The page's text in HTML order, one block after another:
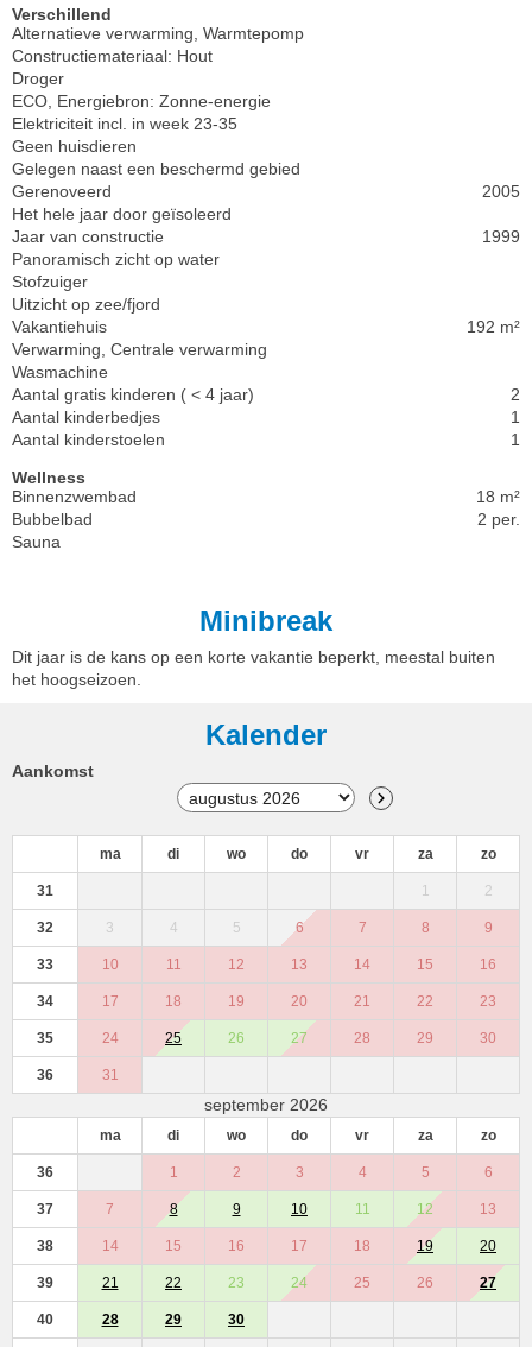
Verschillend
Alternatieve verwarming, Warmtepomp
Constructiemateriaal: Hout
Droger
ECO, Energiebron: Zonne-energie
Elektriciteit incl. in week 23-35
Geen huisdieren
Gelegen naast een beschermd gebied
Gerenoveerd
2005
Het hele jaar door geïsoleerd
Jaar van constructie
1999
Panoramisch zicht op water
Stofzuiger
Uitzicht op zee/fjord
Vakantiehuis
192 m²
Verwarming, Centrale verwarming
Wasmachine
Aantal gratis kinderen ( < 4 jaar)
2
Aantal kinderbedjes
1
Aantal kinderstoelen
1
Wellness
Binnenzwembad
18 m²
Bubbelbad
2 per.
Sauna
Minibreak
Dit jaar is de kans op een korte vakantie beperkt, meestal buiten
het hoogseizoen.
Kalender
Aankomst
ma di wo do vr za zo
31 1 2
32 3 4 5 6 7 8 9
33 10 11 12 13 14 15 16
34 17 18 19 20 21 22 23
35 24 25 26 27 28 29 30
36 31
september 2026
ma di wo do vr za zo
36 1 2 3 4 5 6
37 7 8 9 10 11 12 13
38 14 15 16 17 18 19 20
39 21 22 23 24 25 26 27
40 28 29 30